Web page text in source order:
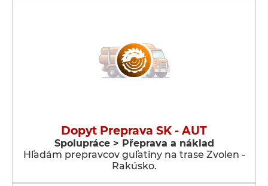
Dopyt Preprava SK - AUT
Spolupráce > Přeprava a náklad
Hľadám prepravcov guľatiny na trase Zvolen -
Rakúsko.